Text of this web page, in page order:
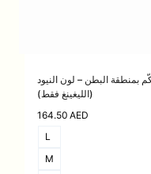
البطن – لون النيود
(الليغينغ فقط)
164.50 AED
L
M